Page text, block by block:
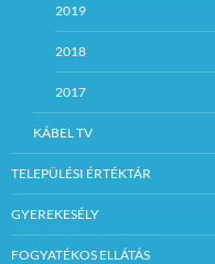
2019
2018
2017
KÁBEL TV
TELEPÜLÉSI ÉRTÉKTÁR
GYEREKESÉLY
FOGYATÉKOS ELLÁTÁS